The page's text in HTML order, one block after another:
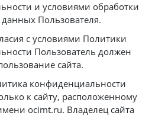
и условиями обработки
Пользователя.
с условиями Политики
Пользователь должен
сайта.
конфиденциальности
к сайту, расположенному
ocimt.ru. Владелец сайта